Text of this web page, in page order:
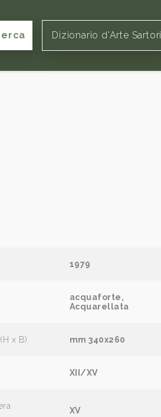
Dizionario d'Arte Sartori
1979
acquaforte,
Acquarellata
x B) mm 340x260
XII/XV
XV